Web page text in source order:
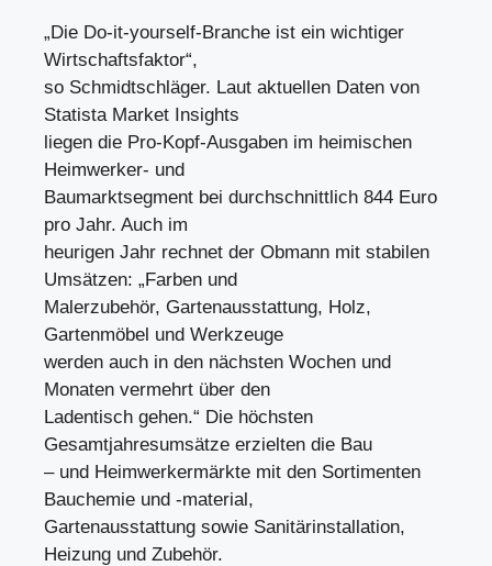
„Die Do-it-yourself-Branche ist ein wichtiger
Wirtschaftsfaktor“,
so Schmidtschläger. Laut aktuellen Daten von
Statista Market Insights
liegen die Pro-Kopf-Ausgaben im heimischen
Heimwerker- und
Baumarktsegment bei durchschnittlich 844 Euro
pro Jahr. Auch im
heurigen Jahr rechnet der Obmann mit stabilen
Umsätzen: „Farben und
Malerzubehör, Gartenausstattung, Holz,
Gartenmöbel und Werkzeuge
werden auch in den nächsten Wochen und
Monaten vermehrt über den
Ladentisch gehen.“ Die höchsten
Gesamtjahresumsätze erzielten die Bau
– und Heimwerkermärkte mit den Sortimenten
Bauchemie und -material,
Gartenausstattung sowie Sanitärinstallation,
Heizung und Zubehör.